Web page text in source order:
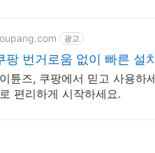
광고
팡 번거로움 없이 빠른 설
튠즈, 쿠팡에서 믿고 사용하
편리하게 시작하세요.